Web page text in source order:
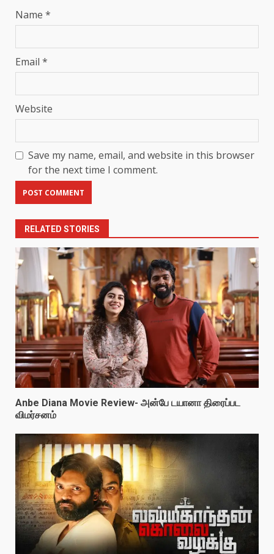
Name *
Email *
Website
Save my name, email, and website in this browser
for the next time I comment.
RELATED STORIES
Anbe Diana Movie Review- அன்பே டயானா திரைப்பட
விமர்சனம்